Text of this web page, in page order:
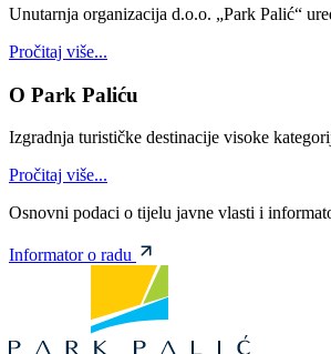
Unutarnja organizacija d.o.o. „Park Palić“
Pročitaj više...
O Park Paliću
Izgradnja turističke destinacije visoke
Pročitaj više...
Osnovni podaci o tijelu javne vlasti i
Informator o radu